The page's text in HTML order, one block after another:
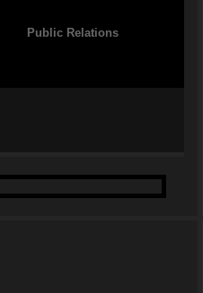
Public Relations